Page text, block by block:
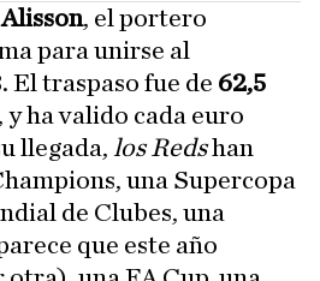
Alisson, el portero
para unirse al
El traspaso fue de 62,5
, y ha valido cada euro
llegada, los Redshan
una Supercopa
de Clubes, una
que este año